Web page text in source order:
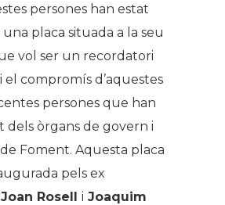
persones han estat
placa situada a la seu
vol ser un recordatori
el compromís d’aquestes
persones que han
dels òrgans de govern i
Foment. Aquesta placa
pels ex
Joan Rosell i Joaquim